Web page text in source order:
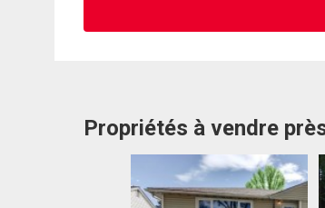
Propriétés à vendre